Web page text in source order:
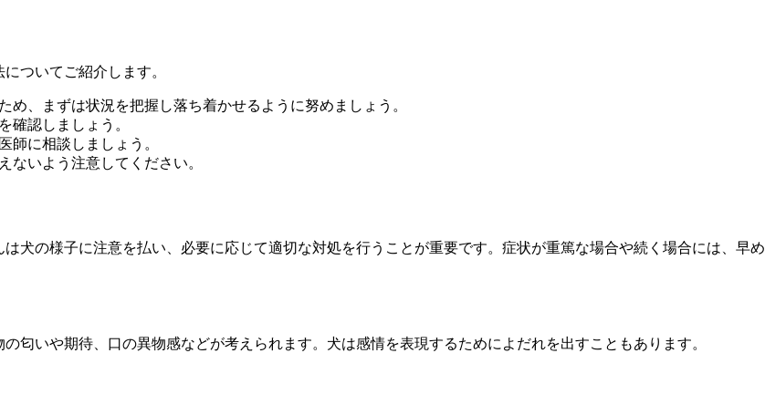
ついてご紹介します。
、まずは状況を把握し落ち着かせるように努めましょう。
確認しましょう。
師に相談しましょう。
ないよう注意してください。
犬の様子に注意を払い、必要に応じて適切な対処を行うことが重要です。症状が重篤な場合や続く場合には、早め
匂いや期待、口の異物感などが考えられます。犬は感情を表現するためによだれを出すこともあります。